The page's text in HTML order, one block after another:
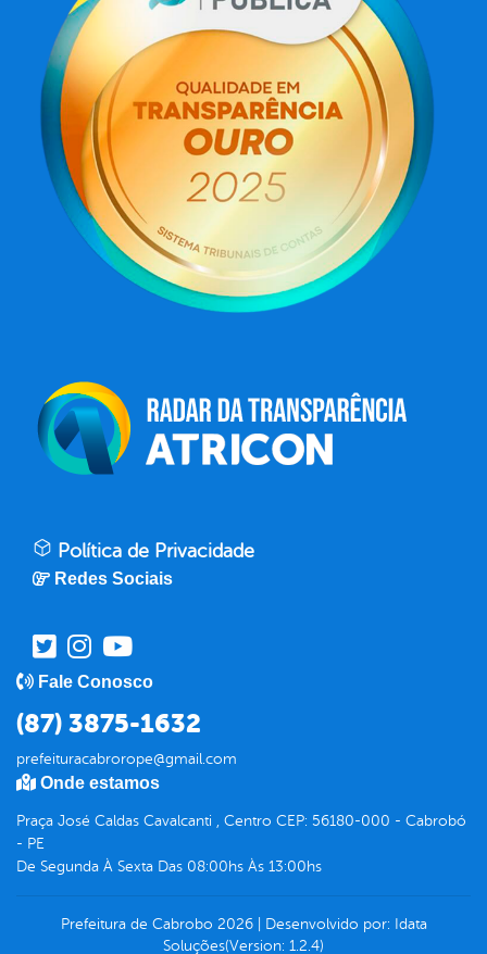
Política de Privacidade
Redes Sociais
Fale Conosco
(87) 3875-1632
prefeituracabrorope@gmail.com
Onde estamos
Praça José Caldas Cavalcanti , Centro CEP: 56180-000 - Cabrobó
- PE
De Segunda À Sexta Das 08:00hs Às 13:00hs
Prefeitura de Cabrobo 2026| Desenvolvido por: Idata
Soluções(Version: 1.2.4)